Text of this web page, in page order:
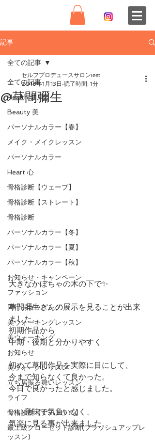
記事
全ての記事
Health 健康
Beauty 美
パーソナルカラー【春】
メイク・メイクレッスン
パーソナルカラー
Heart 心
骨格診断【ウェーブ】
骨格診断【ストレート】
骨格診断
パーソナルカラー【冬】
パーソナルカラー【夏】
パーソナルカラー【秋】
お知らせ・キャンペーン
ファッション
同行ショッピング
美ウォーキングレッスン
美ウォーキング
お知らせ
美ウォークレッスン
立ち居振る舞いレッスン
ライフ
骨格診断【ナチュラル】
最上級クローゼット診断(ブラッシュアップレ
ッスン)
全ての記事
@草間彌生
セルフプロデュースサロンiest
2018年1月13日 読了時間: 1分
大きなかぼちゃの木の下で✨
草間彌生さんの展示を見ることが出来
ました。
初期作品から
中期・後期と分かりやすく
初めて草間作品を実際に目にして、
今まで知らなくて良かった。
今日で良かったと感じました。
いい意味で気負いなく、
気楽に見る事が出来ました。